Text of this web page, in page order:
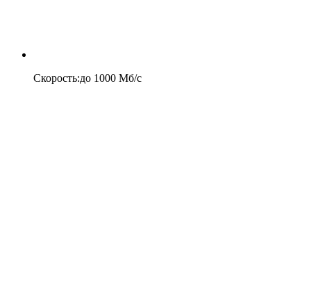
Скорость:до 1000 Мб/c